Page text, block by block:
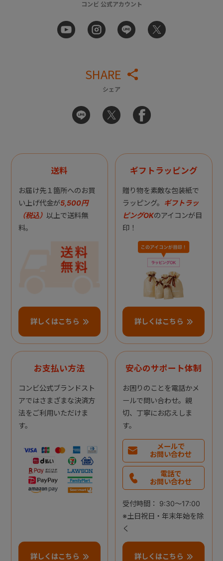
コンビ 公式アカウント
SHARE
シェア
送料
お届け先１箇所へのお買
い上げ代金が5,500円
（税込） 以上で送料無
料。
詳しくはこちら
ギフトラッピング
贈り物を素敵な包装紙で
ラッピング。 ギフトラッ
ピングOKのアイコンが目
印！
詳しくはこちら
お支払い方法
コンビ公式ブランドスト
アではさまざまな決済方
法をご利用いただけま
す。
詳しくはこちら
安心のサポート体制
お困りのことを電話かメ
ールで問い合わせ。親
切、丁寧にお応えしま
す。
メールで
お問い合わせ
電話で
お問い合わせ
受付時間： 9:30～17:00
※土日祝日・年末年始を除
く
詳しくはこちら